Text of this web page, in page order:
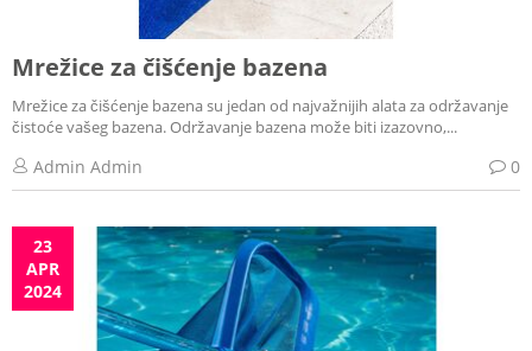
Mrežice za čišćenje bazena
Mrežice za čišćenje bazena su jedan od najvažnijih alata za održavanje
čistoće vašeg bazena. Održavanje bazena može biti izazovno,...
Admin Admin 0
23
APR
2024